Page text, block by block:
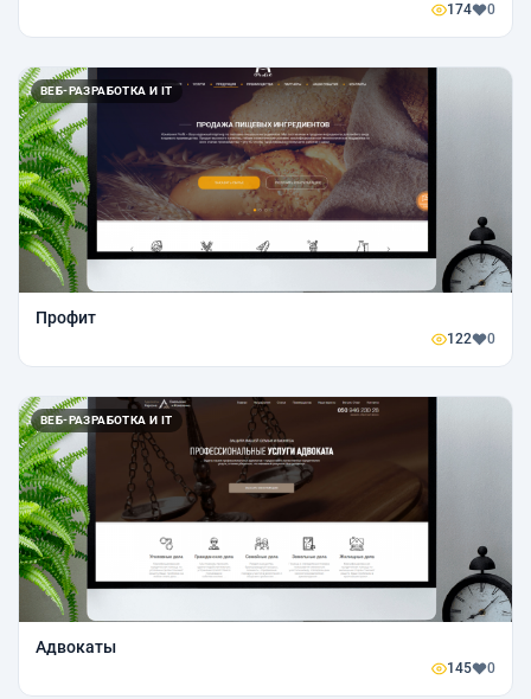
174 0
ВЕБ-РАЗРАБОТКА И IT
Профит
122 0
ВЕБ-РАЗРАБОТКА И IT
Адвокаты
145 0